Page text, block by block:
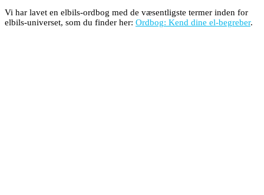
Vi har lavet en elbils-ordbog med de væsentligste termer inden for
elbils-universet, som du finder her: Ordbog: Kend dine el-begreber.